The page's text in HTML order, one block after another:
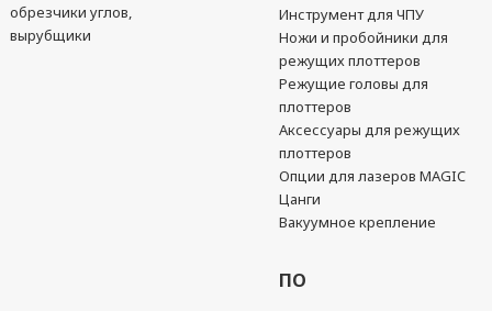
обрезчики углов,
вырубщики
Инструмент для ЧПУ
Ножи и пробойники для
режущих плоттеров
Режущие головы для
плоттеров
Аксессуары для режущих
плоттеров
Опции для лазеров MAGIC
Цанги
Вакуумное крепление
ПО